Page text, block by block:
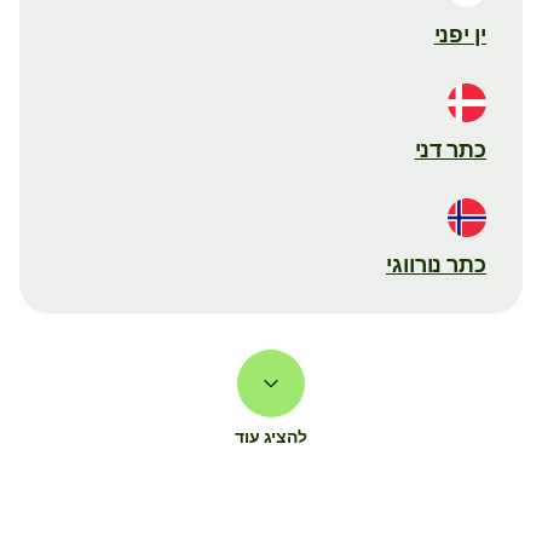
ין יפני
כתר דני
כתר נורווגי
להציג עוד